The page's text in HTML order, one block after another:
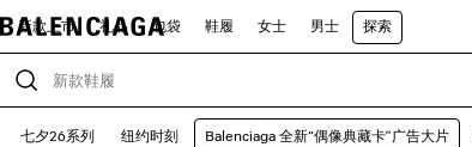
新款上市 礼品 包袋 鞋履 女士 男士 探索
七夕26系列 纽约时刻 Balenciaga 全新“偶像典藏卡”广告大片